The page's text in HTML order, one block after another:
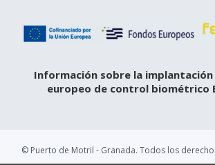
Información sobre la
europeo de control biométrico
© Puerto de Motril - Granada. Todos los